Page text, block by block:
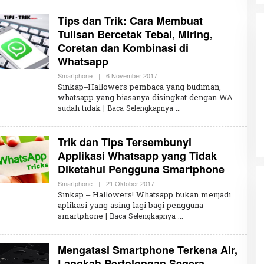
D
K
Tips dan Trik: Cara Membuat
Tulisan Bercetak Tebal, Miring,
Coretan dan Kombinasi di
Whatsapp
Smartphone | 6 November 2017O
L
E
H
R
D
K
I
Sinkap–Hallowers pembaca yang budiman,
whatsapp yang biasanya disingkat dengan WA
sudah tidak | Baca Selengkapnya
Trik dan Tips Tersembunyi
Applikasi Whatsapp yang Tidak
Diketahui Pengguna Smartphone
Smartphone | 21 Oktober 2017O
L
E
H
R
D
K
Sinkap – Hallowers! Whatsapp bukan menjadi
aplikasi yang asing lagi bagi pengguna
smartphone | Baca Selengkapnya
Mengatasi Smartphone Terkena Air,
Partisipasi Pemuda dalam
Pelayanan Sukarela Internasional